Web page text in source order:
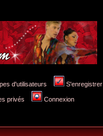
d'utilisateurs S'enregistrer
privés Connexion